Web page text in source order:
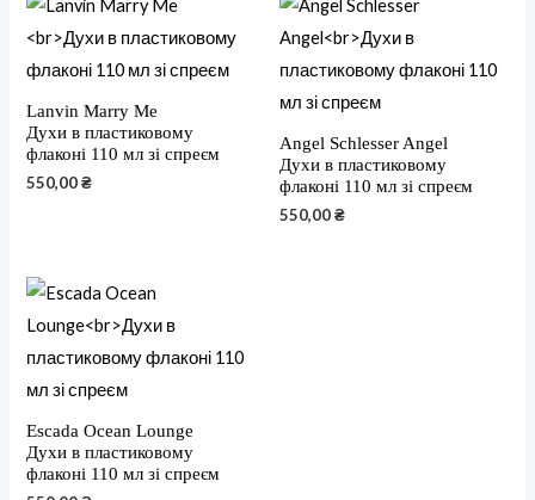
Lanvin Marry Me
Духи в пластиковому
флаконі 110 мл зі спреєм
550,00₴
Angel Schlesser Angel
Духи в пластиковому
флаконі 110 мл зі спреєм
550,00₴
Escada Ocean Lounge
Духи в пластиковому
флаконі 110 мл зі спреєм